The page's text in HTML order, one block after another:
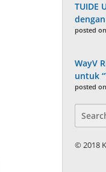
TUIDE
dengan
posted
WayV
untuk
posted
for:
© 2018